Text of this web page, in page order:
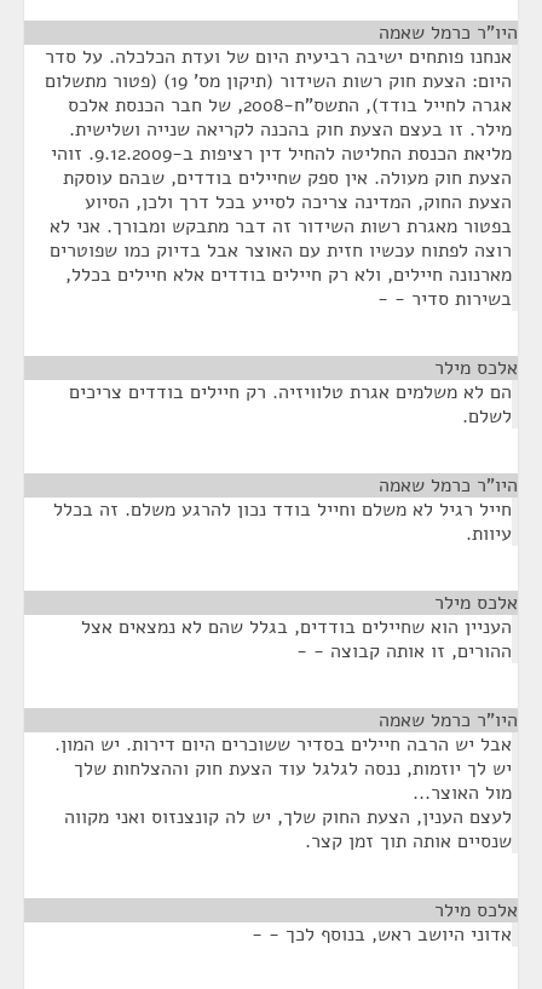
היו"ר כרמל שאמה
אנחנו פותחים ישיבה רביעית היום של ועדת הכלכלה. על סדר
היום: הצעת חוק רשות השידור (תיקון מס' 19) (פטור מתשלום
אגרה לחייל בודד), התשס"ח-2008, של חבר הכנסת אלכס
מילר. זו בעצם הצעת חוק בהכנה לקריאה שנייה ושלישית.
מליאת הכנסת החליטה להחיל דין רציפות ב-9.12.2009. זוהי
הצעת חוק מעולה. אין ספק שחיילים בודדים, שבהם עוסקת
הצעת החוק, המדינה צריכה לסייע בכל דרך ולכן, הסיוע
בפטור מאגרת רשות השידור זה דבר מתבקש ומבורך. אני לא
רוצה לפתוח עכשיו חזית עם האוצר אבל בדיוק כמו שפוטרים
מארנונה חיילים, ולא רק חיילים בודדים אלא חיילים בכלל,
בשירות סדיר - -
אלכס מילר
הם לא משלמים אגרת טלוויזיה. רק חיילים בודדים צריכים
לשלם.
היו"ר כרמל שאמה
חייל רגיל לא משלם וחייל בודד נכון להרגע משלם. זה בכלל
עיוות.
אלכס מילר
העניין הוא שחיילים בודדים, בגלל שהם לא נמצאים אצל
ההורים, זו אותה קבוצה - -
היו"ר כרמל שאמה
אבל יש הרבה חיילים בסדיר ששוכרים היום דירות. יש המון.
יש לך יוזמות, ננסה לגלגל עוד הצעת חוק וההצלחות שלך
מול האוצר...
לעצם הענין, הצעת החוק שלך, יש לה קונצנזוס ואני מקווה
שנסיים אותה תוך זמן קצר.
אלכס מילר
אדוני היושב ראש, בנוסף לכך - -